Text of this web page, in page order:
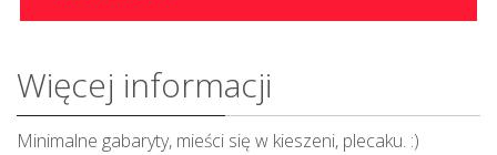
Więcej informacji
Minimalne gabaryty, mieści się w kieszeni, plecaku. :)